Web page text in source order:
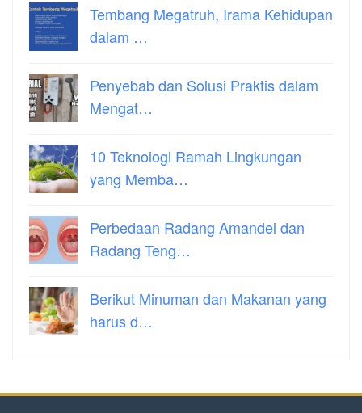
Tembang Megatruh, Irama Kehidupan
dalam …
Penyebab dan Solusi Praktis dalam
Mengat…
10 Teknologi Ramah Lingkungan
yang Memba…
Perbedaan Radang Amandel dan
Radang Teng…
Berikut Minuman dan Makanan yang
harus d…